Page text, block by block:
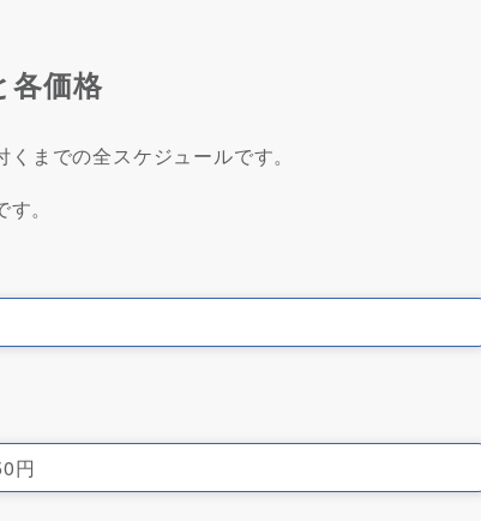
各価格
までの全スケジュールです。
。
円